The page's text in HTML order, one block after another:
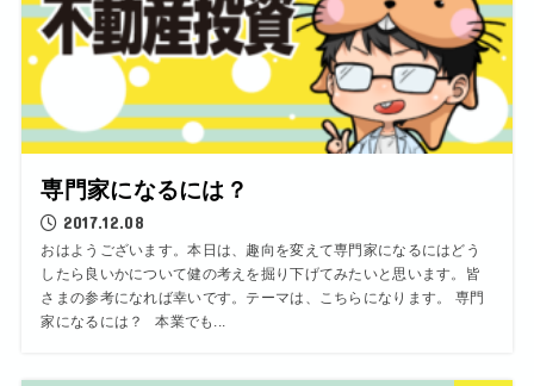
専門家になるには？
2017.12.08
おはようございます。本日は、趣向を変えて専門家になるにはどう
したら良いかについて健の考えを掘り下げてみたいと思います。皆
さまの参考になれば幸いです。テーマは、こちらになります。 専門
家になるには？ 本業でも...